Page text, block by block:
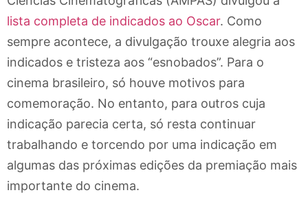
lista completa de indicados ao Oscar. Como
sempre acontece, a divulgação trouxe alegria aos
indicados e tristeza aos “esnobados”. Para o
cinema brasileiro, só houve motivos para
comemoração. No entanto, para outros cuja
indicação parecia certa, só resta continuar
trabalhando e torcendo por uma indicação em
algumas das próximas edições da premiação mais
importante do cinema.